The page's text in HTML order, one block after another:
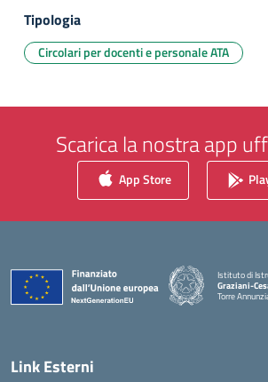
Tipologia
Circolari per docenti e personale ATA
Scarica la nostra app
App Store
Istituto di
Graziani-
Torre
Link Esterni